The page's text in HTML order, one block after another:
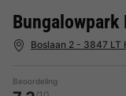
Bungalowpark
Boslaan 2 - 3847
Beoordeling